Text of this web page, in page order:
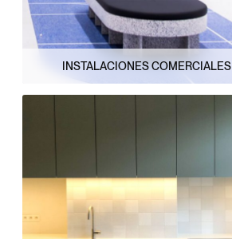
INSTALACIONES COMERCIALES